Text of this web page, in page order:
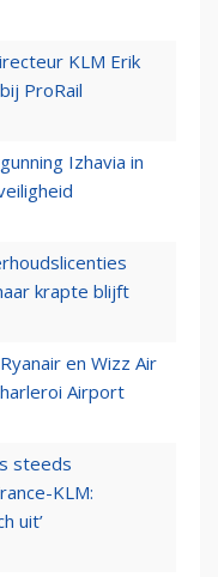
KLM Erik
ProRail
Izhavia in
krapte blijft
en Wizz Air
Airport
steeds
KLM:
uit’